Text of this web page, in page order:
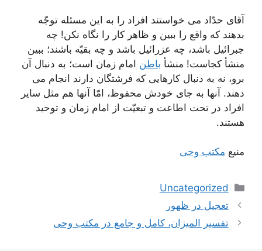
آقای حدّاد می خواستند افراد را به این مسئله توجّه
بدهند که واقع را ببین و ظاهر کار را نگاه نکن! چه
جبرائیل باشد، چه عزرائیل باشد و چه بقیّه باشند؛ ببین
منشأ کجاست! منشأ باطن امام زمان است؛ به دنبال آن
برو، نه به دنبال کارهایی که فرشتگان دارند انجام می
دهند. آنها به جای خودش محفوظ، امّا آنها هم مثل سایر
افراد در تحت اطاعت و تبعیّت از امام زمان و توحید
هستند.
منیع مکتب وحی
دسته‌ها
Uncategorized
ناوبری
نوشته‌ها
تعجیل در ظهور
تفسیر المیزان، کامل و جامع در مکتب وحی